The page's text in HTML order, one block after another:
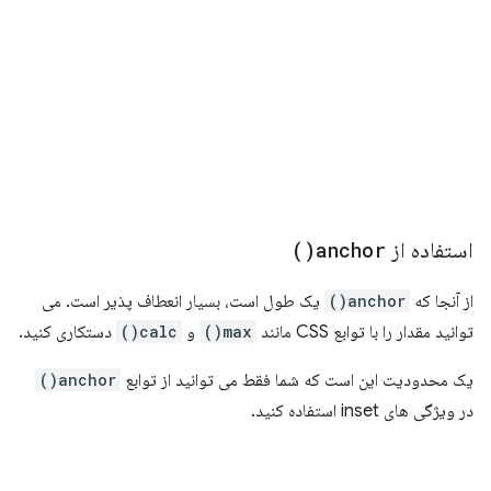
استفاده از anchor(
)
از آنجا که anchor()
یک طول است، بسیار انعطاف پذیر است. می
توانید مقدار را با توابع CSS مانند
max() و calc() دستکاری کنید.
یک محدودیت این است که شما فقط می توانید از توابع anchor()
در ویژگی های inset استفاده کنید.